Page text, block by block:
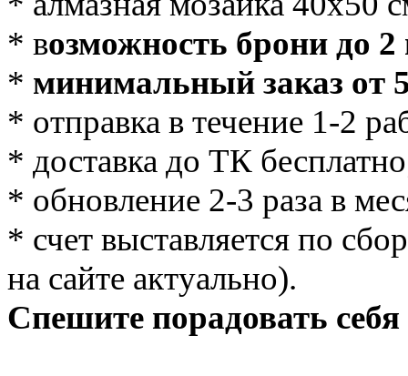
* возможность брони до 2
* минимальный заказ от
* отправка в течение 1-2
* доставка до ТК
* обновление 2-3 раза в
* счет выставляется по
на сайте актуально).
Спешите порадовать